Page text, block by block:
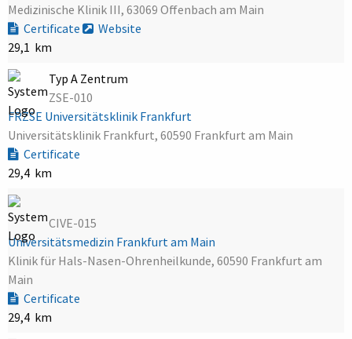
Medizinische Klinik III, 63069 Offenbach am Main
Certificate
Website
29,1 km
Typ A Zentrum
ZSE-010
FRZSE Universitätsklinik Frankfurt
Universitätsklinik Frankfurt, 60590 Frankfurt am Main
Certificate
29,4 km
CIVE-015
Universitätsmedizin Frankfurt am Main
Klinik für Hals-Nasen-Ohrenheilkunde, 60590 Frankfurt am
Main
Certificate
29,4 km